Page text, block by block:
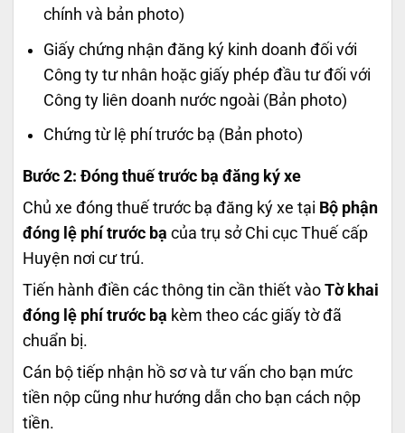
chính và bản photo)
Giấy chứng nhận đăng ký kinh doanh đối với
Công ty tư nhân hoặc giấy phép đầu tư đối với
Công ty liên doanh nước ngoài (Bản photo)
Chứng từ lệ phí trước bạ (Bản photo)
Bước 2: Đóng thuế trước bạ đăng ký xe
Chủ xe đóng thuế trước bạ đăng ký xe tại Bộ phận
đóng lệ phí trước bạ của trụ sở Chi cục Thuế cấp
Huyện nơi cư trú.
Tiến hành điền các thông tin cần thiết vào Tờ khai
đóng lệ phí trước bạ kèm theo các giấy tờ đã
chuẩn bị.
Cán bộ tiếp nhận hồ sơ và tư vấn cho bạn mức
tiền nộp cũng như hướng dẫn cho bạn cách nộp
tiền.